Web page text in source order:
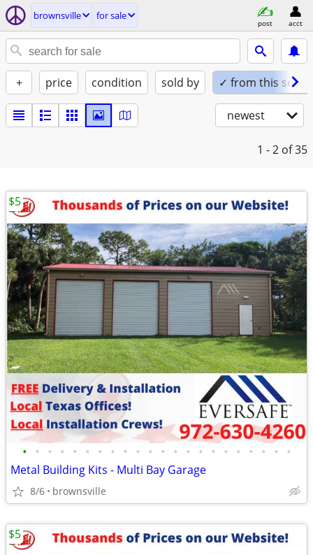
brownsville for sale
post acct
+ price condition sold by ✓ from this seller
newest
1 - 2 of 35
• • • • • • • • • • • • • • • • • • • • • •
Metal Building Kits - Multi Bay Garage
8/6 brownsville
$5
$5